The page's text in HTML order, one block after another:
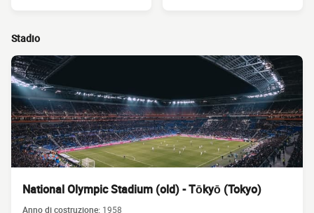
Stadio
National Olympic Stadium (old) - Tōkyō (Tokyo)
Anno di costruzione: 1958